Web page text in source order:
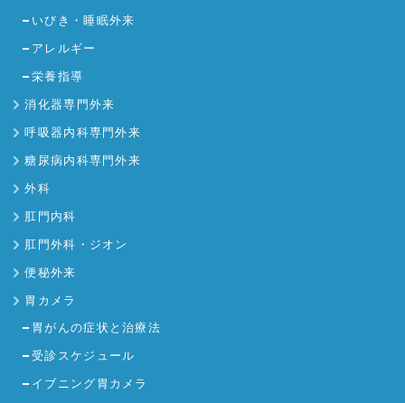
いびき・睡眠外来
アレルギー
栄養指導
消化器専門外来
呼吸器内科専門外来
糖尿病内科専門外来
外科
肛門内科
肛門外科・ジオン
便秘外来
胃カメラ
胃がんの症状と治療法
受診スケジュール
イブニング胃カメラ